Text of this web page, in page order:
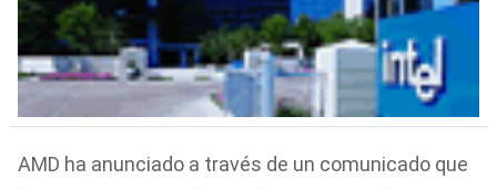
AMD ha anunciado a través de un comunicado que